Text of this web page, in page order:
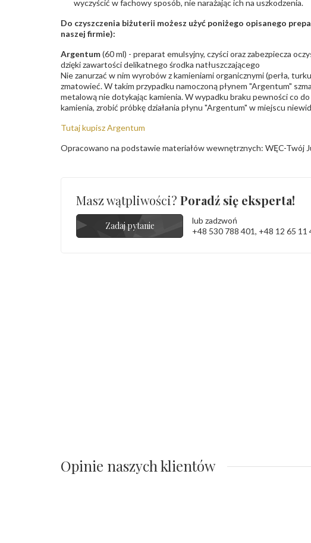
wyczyścić w fachowy sposób, nie narażając ich na uszkodzenia.
Do czyszczenia biżuterii możesz użyć poniżego opisanego
naszej firmie):
Argentum(60 ml) - preparat emulsyjny, czyści oraz zabezpiecza
dzięki zawartości delikatnego środka natłuszczającego
Nie zanurzać w nim wyrobów z kamieniami organicznymi (perła,
zmatowieć. W takim przypadku namoczoną płynem "Argentum"
metalową nie dotykając kamienia. W wypadku braku pewności co
kamienia, zrobić próbkę działania płynu "Argentum" w miejscu
Tutaj kupisz Argentum
Opracowano na podstawie materiałów wewnętrznych: WĘC-Twój
Masz wątpliwości? Poradź się eksperta!
Zadaj pytanie
lub zadzwoń
+48 530 788 401, +48 12 65 11
Opinie naszych klientów